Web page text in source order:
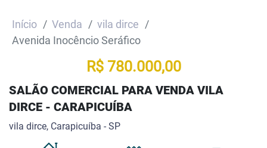
Início Venda
vila dirce
Avenida Inocêncio Seráfico
R$ 780.000,00
SALÃO COMERCIAL PARA VENDA VILA
DIRCE - CARAPICUÍBA
vila dirce, Carapicuíba - SP